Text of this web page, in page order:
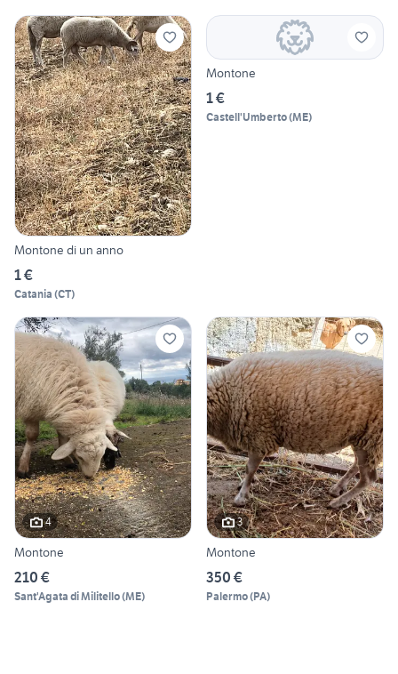
Montone di un anno
1 €
Catania (CT)
Montone
1 €
Castell'Umberto(ME)
4
Montone
210 €
Sant'Agata di Militello(ME)
3
Montone
350 €
Palermo(PA)